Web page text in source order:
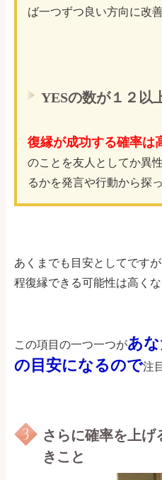
ば一つずつ良い方向に改
YESの数が１２以
復縁が成功する確率は
のことを友人としてか異
るかを発言や行動から探
あくまでも目安としてです
程復縁できる可能性は高くな
この項目の一つ一つがあ
の目安になるので注
さらに確率を上げ
きこと